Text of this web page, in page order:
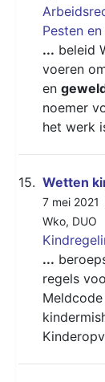
Pesten
... beleid
voeren
en
noemer
het werk
15. Wetten
7 mei 2021
Wko, DUO
...
regels